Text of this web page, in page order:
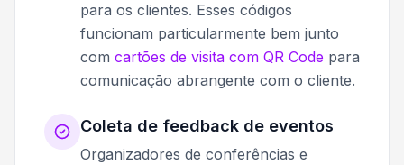
para os clientes. Esses códigos
funcionam particularmente bem junto
com cartões de visita com QR Code para
comunicação abrangente com o cliente.
Coleta de feedback de eventos
Organizadores de conferências e